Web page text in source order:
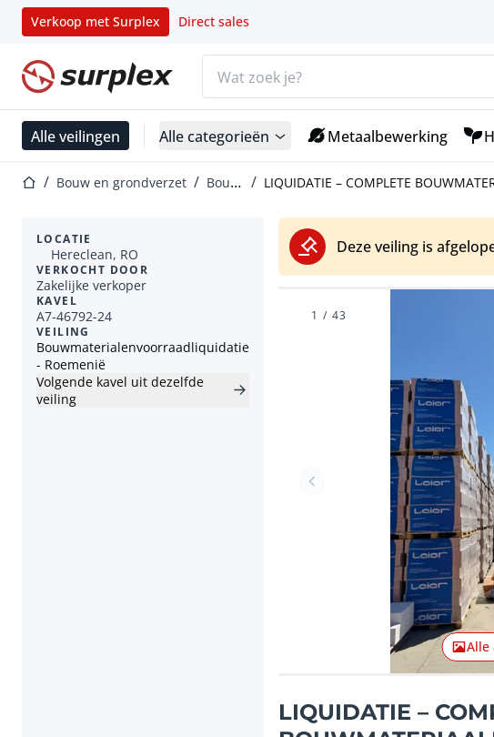
Verkoop met Surplex Direct sales
Startpagina
Alle veilingen Alle categorieën Metaalbewerking
StartpaginaBouw en grondverzet Bouwmaterialen LIQUIDATIE – COMPLETE
Deze veiling is
LOCATIE
Hereclean, RO
VERKOCHT DOOR
Zakelijke verkoper
KAVEL
A7-46792-24
VEILING
Bouwmaterialenvoorraadliquidatie
- Roemenië
Volgende kavel uit dezelfde
veiling
Vorig item
Alle
1 / 43
LIQUIDATIE –